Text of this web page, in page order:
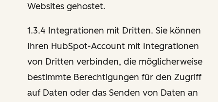
Websites gehostet.
1.3.4 Integrationen mit Dritten. Sie können
Ihren HubSpot-Account mit Integrationen
von Dritten verbinden, die möglicherweise
bestimmte Berechtigungen für den Zugriff
auf Daten oder das Senden von Daten an